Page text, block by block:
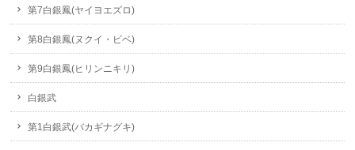
第7白銀鳳(ヤイヨエズロ)
第8白銀鳳(ヌクイ・ビベ)
第9白銀鳳(ヒリンニキリ)
白銀武
第1白銀武(バカギナグキ)